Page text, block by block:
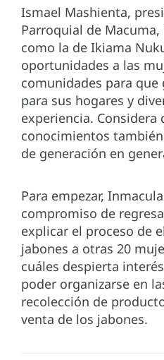
Ismael Mashienta,
Parroquial de
como la de Ikiama
oportunidades a las
comunidades para que
para sus hogares y
experiencia. Considera
conocimientos
de generación en
Para empezar,
compromiso de
explicar el proceso de
jabones a otras 20
cuáles despierta
poder organizarse en
recolección de
venta de los jabones.